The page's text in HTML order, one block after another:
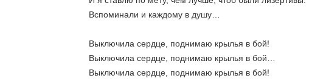
Вспоминали и каждому в душу…
Выключила сердце, поднимаю крылья в бой!
Выключила сердце, поднимаю крылья в бой…
Выключила сердце, поднимаю крылья в бой!